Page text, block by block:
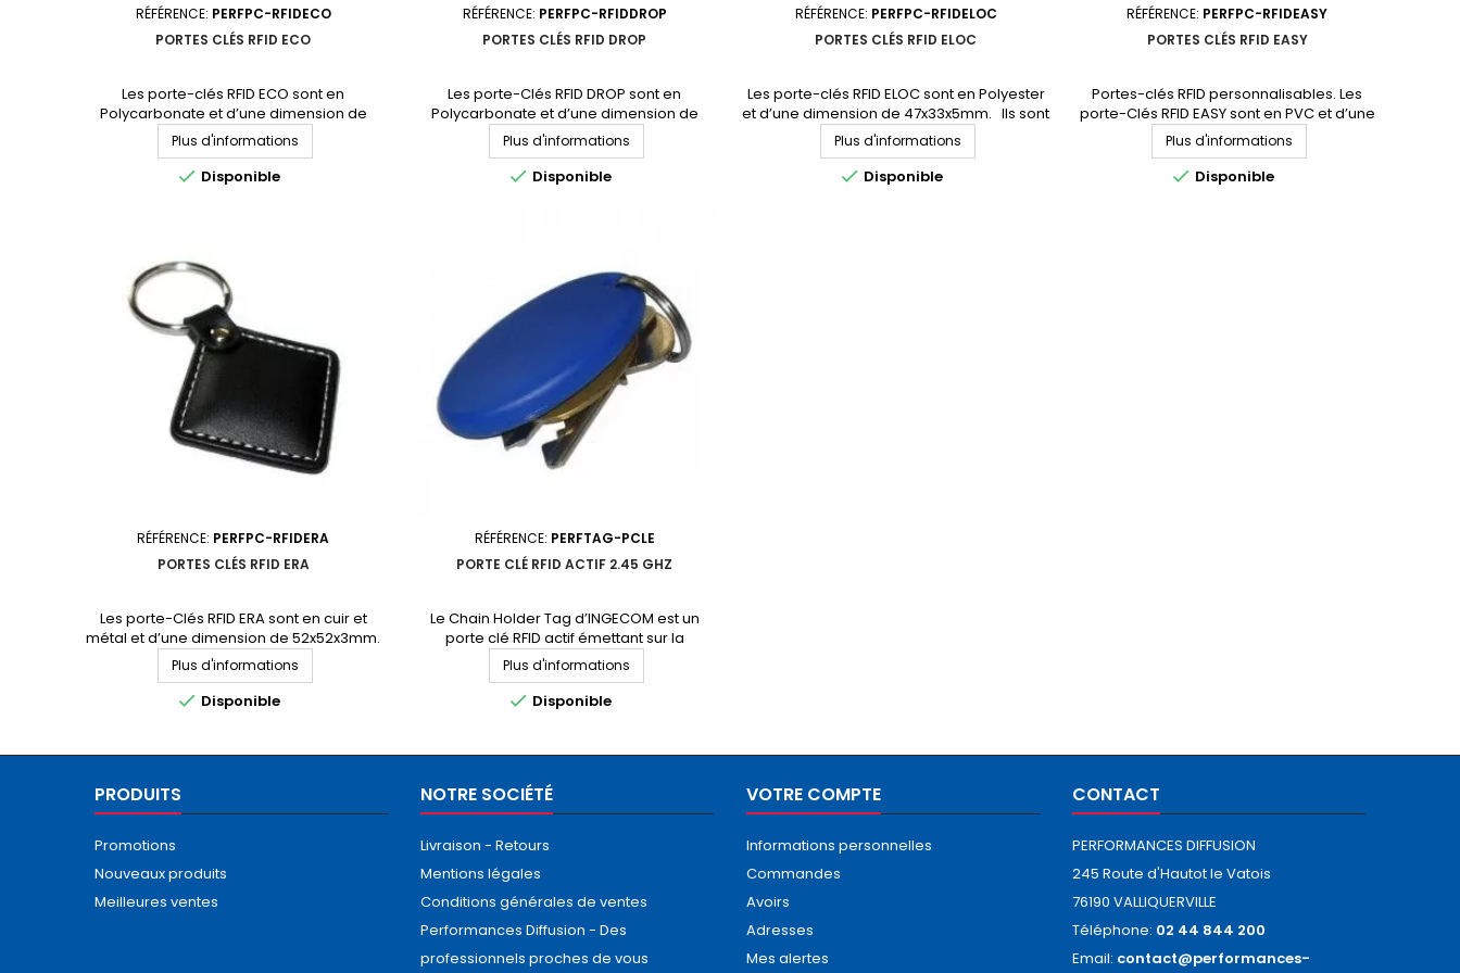
RÉFÉRENCE: PERFPC-RFIDECO
PORTES CLÉS RFID ECO
Les porte-clés RFID ECO sont en
Polycarbonate et d’une dimension de
36x30x7mm. Ces porte-clés RFID sont
disponibles avec les circuits intégrés les
plus courants en 125kHz, en 13.56MHz ainsi
qu’en UHF. Demandez votre devis
Plus d'informations
 Disponible
RÉFÉRENCE: PERFPC-RFIDDROP
PORTES CLÉS RFID DROP
Les porte-Clés RFID DROP sont en
Polycarbonate et d’une dimension de
53x33x4mm. Ils sont disponibles en 5
couleurs (noir, bleu, vert, rouge et jaune) et
peuvent être équipés d’un anneau pour
faciliter l’attache au support destiné.
Plus d'informations
 Disponible
RÉFÉRENCE: PERFPC-RFIDELOC
PORTES CLÉS RFID ELOC
Les porte-clés RFID ELOC sont en Polyester
et d’une dimension de 47x33x5mm. Ils sont
disponibles en 5 couleurs (noir, gris, bleu,
rouge et orange) et peuvent être équipés
d’un anneau pour faciliter l’attache au
support destiné. Nos porte-clés RFID sont
Plus d'informations
 Disponible
RÉFÉRENCE: PERFPC-RFIDEASY
PORTES CLÉS RFID EASY
Portes-clés RFID personnalisables. Les
porte-Clés RFID EASY sont en PVC et d’une
dimension de 45x30x1,1mm. Ils sont
disponibles avec les circuits intégrés les
plus courants en 125kHz, en 13.56MHz ainsi
qu’en UHF. Demandez un devis
Plus d'informations
 Disponible
RÉFÉRENCE: PERFPC-RFIDERA
PORTES CLÉS RFID ERA
Les porte-Clés RFID ERA sont en cuir et
métal et d’une dimension de 52x52x3mm.
Ils sont disponibles en noir et marron et
peuvent être équipés d’un anneau pour
faciliter l’attache au support destiné. Nos
porte-clés RFID sont disponibles avec les
en 13.56MHz ainsi qu’en UHF. Demandez
Plus d'informations
 Disponible
RÉFÉRENCE: PERFTAG-PCLE
PORTE CLÉ RFID ACTIF 2.45 GHZ
Le Chain Holder Tag d’INGECOM est un
porte clé RFID actif émettant sur la
fréquence 2,45 GHz de la bande ISM. De
conception très robuste il est conçu pour
fonctionner dans des environnements
sévères avec une excellente résistance
votre devis personnalisé
Plus d'informations
 Disponible
PRODUITS
Promotions
Nouveaux produits
Meilleures ventes
NOTRE SOCIÉTÉ
Livraison - Retours
Mentions légales
Conditions générales de ventes
Performances Diffusion - Des
professionnels proches de vous
VOTRE COMPTE
Informations personnelles
Commandes
Avoirs
Adresses
Mes alertes
CONTACT
PERFORMANCES DIFFUSION
245 Route d'Hautot le Vatois
76190 VALLIQUERVILLE
Téléphone: 02 44 844 200
Email: contact@performances-